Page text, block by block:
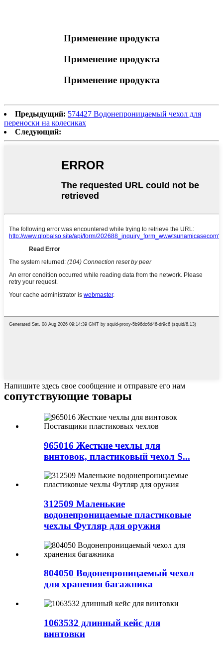
Применение продукта
Применение продукта
Применение продукта
Предыдущий: 574427 Водонепроницаемый чехол для
переноски на колесиках
Следующий:
Напишите здесь свое сообщение и отправьте его нам
сопутствующие товары
965016 Жесткие чехлы для
винтовок, пластиковый чехол S...
312509 Маленькие
водонепроницаемые пластиковые
чехлы Футляр для оружия
804050 Водонепроницаемый чехол
для хранения багажника
1063532 длинный кейс для
винтовки